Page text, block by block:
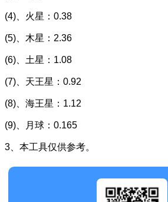
(4)、火星：0.38
(5)、木星：2.36
(6)、土星：1.08
(7)、天王星：0.92
(8)、海王星：1.12
(9)、月球：0.165
3、本工具仅供参考。